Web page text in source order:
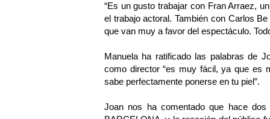
“Es un gusto trabajar con Fran Arraez,
el trabajo actoral. También con Carlos
que van muy a favor del espectáculo.
Manuela ha ratificado las palabras de
como director “es muy fácil, ya que es
sabe perfectamente ponerse en tu piel”.
Joan nos ha comentado que hace